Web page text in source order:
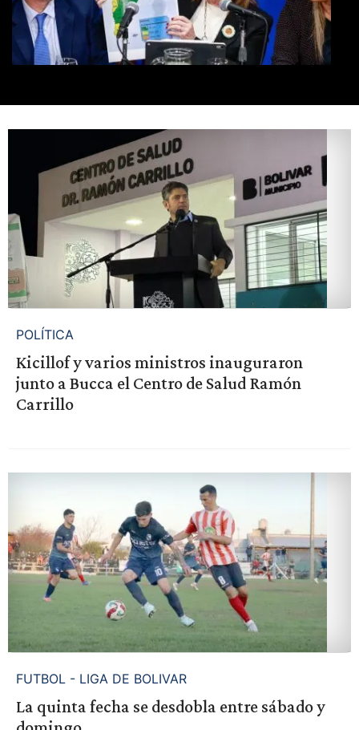
POLÍTICA
Kicillof y varios ministros inauguraron
junto a Bucca el Centro de Salud Ramón
Carrillo
FUTBOL - LIGA DE BOLIVAR
La quinta fecha se desdobla entre sábado y